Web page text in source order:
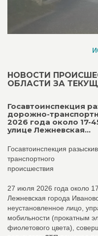
НОВОСТИ
ОБЛАСТИ ЗА
Госавтоинспекция
дорожно-
2026 года около 17-
улице Лежневская...
Госавтоинспекция
транспортного
происшествия
27 июля 2026 года около
Лежневская города
неустановленное лицо,
мобильности (прокатным
фиолетового цвета),